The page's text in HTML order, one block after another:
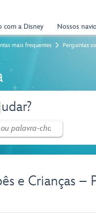
com a Disney Nossos
mais frequentes Perguintas
e Crianças –